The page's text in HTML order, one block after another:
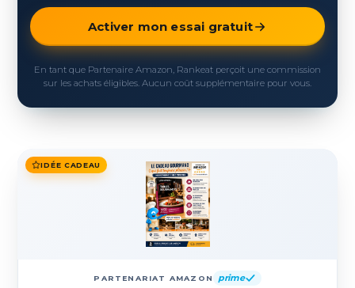
Activer mon essai gratuit
En tant que Partenaire Amazon, Rankeat perçoit une commission
sur les achats éligibles. Aucun coût supplémentaire pour vous.
IDÉE CADEAU
PARTENARIAT AMAZON prime